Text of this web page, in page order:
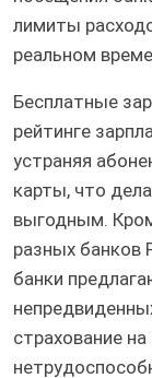
лимиты
реальном
Бесплатные
рейтинге
устраняя
карты, что
выгодным.
разных банков
банки
страхование